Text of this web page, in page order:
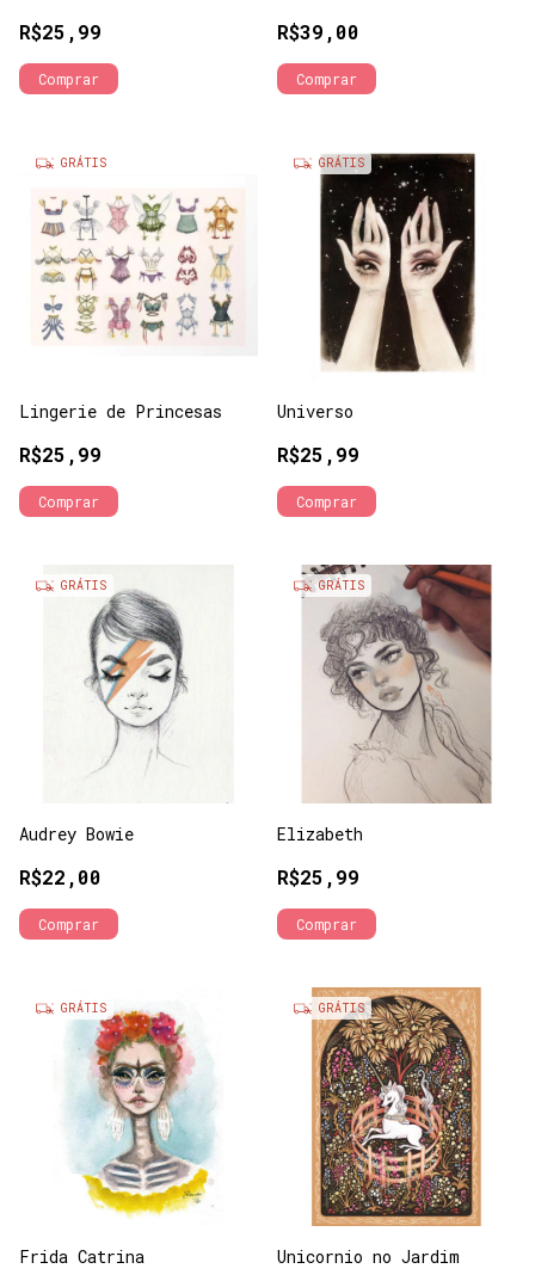
R$25,99
Comprar
R$39,00
Comprar
GRÁTIS
Lingerie de Princesas
R$25,99
Comprar
GRÁTIS
Universo
R$25,99
Comprar
GRÁTIS
Audrey Bowie
R$22,00
Comprar
GRÁTIS
Elizabeth
R$25,99
Comprar
GRÁTIS
Frida Catrina
GRÁTIS
Unicornio no Jardim